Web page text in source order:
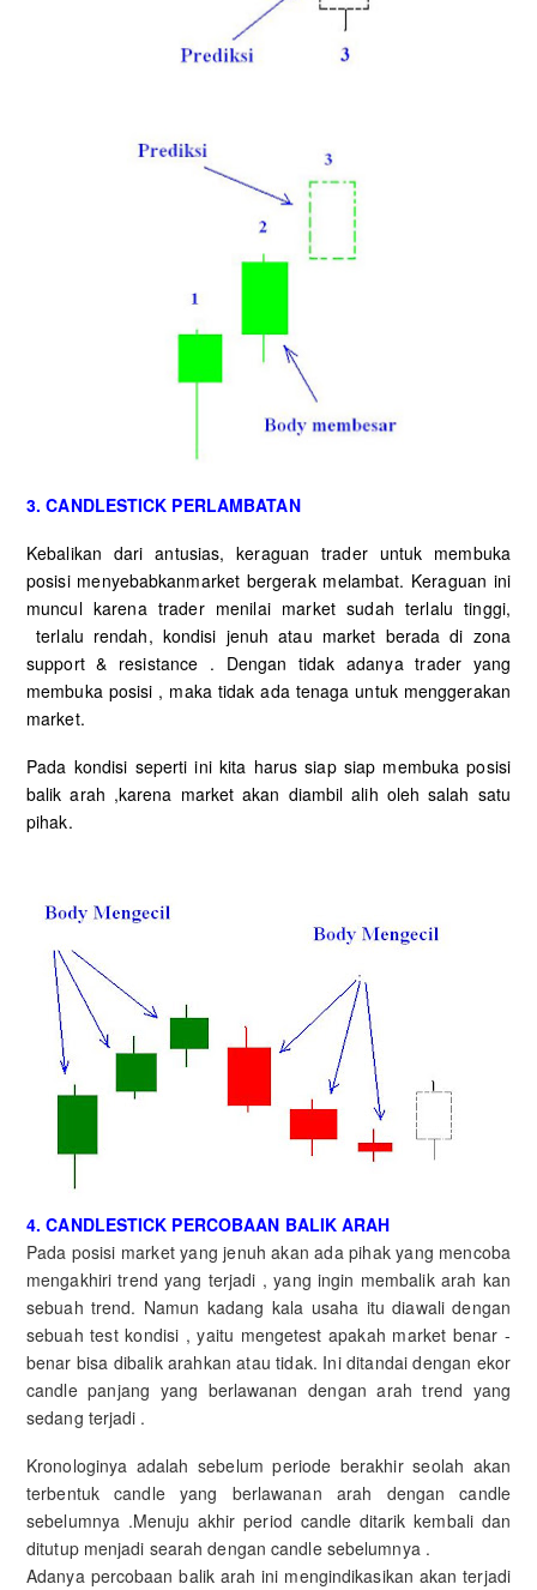
3. CANDLESTICK PERLAMBATAN
Kebalikan dari antusias, keraguan trader untuk membuka
posisi menyebabkanmarket bergerak melambat. Keraguan ini
muncul karena trader menilai market sudah terlalu tinggi,
terlalu rendah, kondisi jenuh atau market berada di zona
support & resistance . Dengan tidak adanya trader yang
membuka posisi , maka tidak ada tenaga untuk menggerakan
market.
Pada kondisi seperti ini kita harus siap siap membuka posisi
balik arah ,karena market akan diambil alih oleh salah satu
pihak.
4. CANDLESTICK PERCOBAAN BALIK ARAH
Pada posisi market yang jenuh akan ada pihak yang mencoba
mengakhiri trend yang terjadi , yang ingin membalik arah kan
sebuah trend. Namun kadang kala usaha itu diawali dengan
sebuah test kondisi , yaitu mengetest apakah market benar -
benar bisa dibalik arahkan atau tidak. Ini ditandai dengan ekor
candle panjang yang berlawanan dengan arah trend yang
sedang terjadi .
Kronologinya adalah sebelum periode berakhir seolah akan
terbentuk candle yang berlawanan arah dengan candle
sebelumnya .Menuju akhir period candle ditarik kembali dan
ditutup menjadi searah dengan candle sebelumnya .
Adanya percobaan balik arah ini mengindikasikan akan terjadi